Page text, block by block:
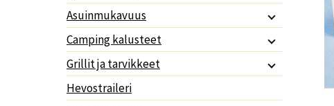
Asuinmukavuus
Camping kalusteet
Grillit ja tarvikkeet
Hevostraileri